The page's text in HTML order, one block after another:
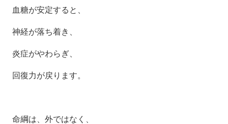
血糖が安定すると、
神経が落ち着き、
炎症がやわらぎ、
回復力が戻ります。
命綱は、外ではなく、